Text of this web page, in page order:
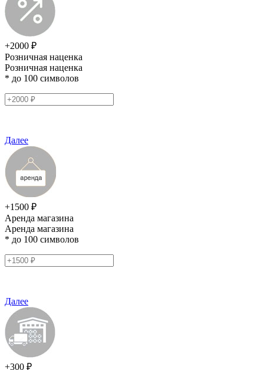
+2000 ₽
Розничная наценка
Розничная наценка
* до 100 символов
Далее
+1500 ₽
Аренда магазина
Аренда магазина
* до 100 символов
Далее
+300 ₽